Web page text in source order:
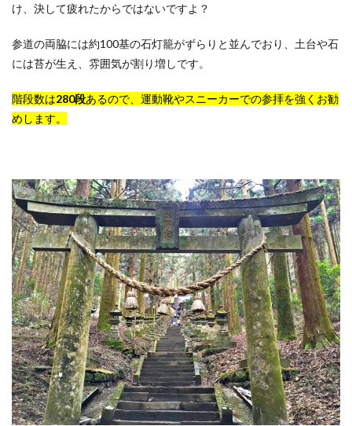
け、決して疲れたからではないですよ？
参道の両脇には約100基の石灯籠がずらりと並んでおり、土台や石
には苔が生え、雰囲気が割り増しです。
階段数は280段あるので、運動靴やスニーカーでの参拝を強くお勧
めします。